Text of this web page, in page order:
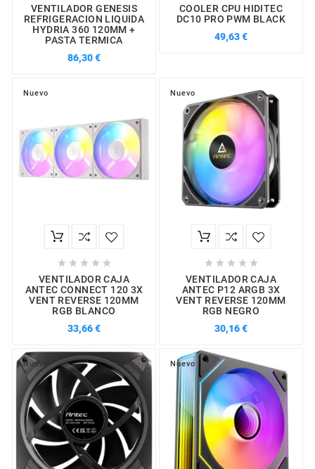
VENTILADOR GENESIS
REFRIGERACION LIQUIDA
HYDRIA 360 120MM +
PASTA TERMICA
86,30 €
COOLER CPU HIDITEC
DC10 PRO PWM BLACK
49,63 €
Nuevo
    
VENTILADOR CAJA
ANTEC CONNECT 120 3X
VENT REVERSE 120MM
RGB BLANCO
33,66 €
Nuevo
    
VENTILADOR CAJA
ANTEC P12 ARGB 3X
VENT REVERSE 120MM
RGB NEGRO
30,16 €
Nuevo Nuevo